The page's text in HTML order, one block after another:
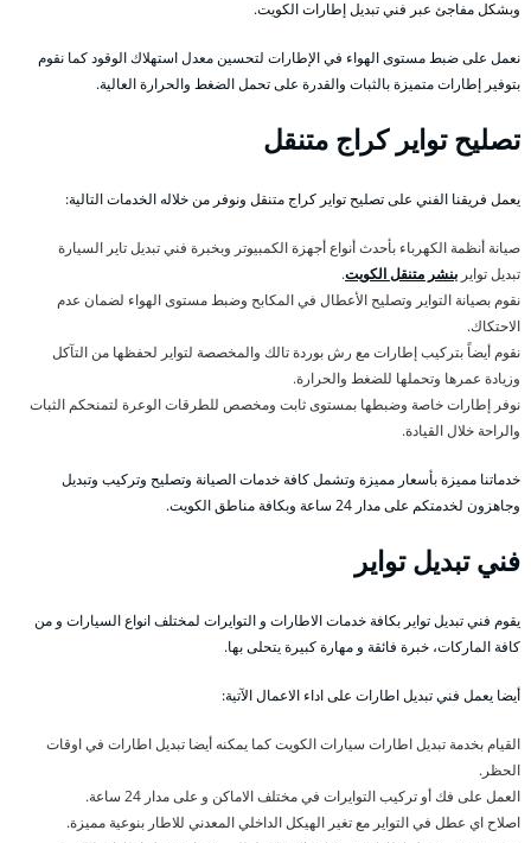
وبشكل مفاجئ عبر فني تبديل إطارات الكويت.
نعمل على ضبط مستوى الهواء في الإطارات لتحسين معدل استهلاك الوقود كما نقوم
بتوفير إطارات متميزة بالثبات والقدرة على تحمل الضغط والحرارة العالية.
تصليح تواير كراج متنقل
يعمل فريقنا الفني على تصليح تواير كراج متنقل ونوفر من خلاله الخدمات التالية:
صيانة أنظمة الكهرباء بأحدث أنواع أجهزة الكمبيوتر وبخبرة فني تبديل تاير السيارة
تبديل تواير بنشر متنقل الكويت.
نقوم بصيانة التواير وتصليح الأعطال في المكابح وضبط مستوى الهواء لضمان عدم
الاحتكاك.
نقوم أيضاً بتركيب إطارات مع رش بوردة تالك والمخصصة لتواير لحفظها من التآكل
وزيادة عمرها وتحملها للضغط والحرارة.
نوفر إطارات خاصة وضبطها بمستوى ثابت ومخصص للطرقات الوعرة لتمنحكم الثبات
والراحة خلال القيادة.
خدماتنا مميزة بأسعار مميزة وتشمل كافة خدمات الصيانة وتصليح وتركيب وتبديل
وجاهزون لخدمتكم على مدار 24 ساعة وبكافة مناطق الكويت.
فني تبديل تواير
يقوم فني تبديل تواير بكافة خدمات الاطارات و التوايرات لمختلف انواع السيارات و من
كافة الماركات، خبرة فائقة و مهارة كبيرة يتحلى بها.
أيضا يعمل فني تبديل اطارات على اداء الاعمال الآتية:
القيام بخدمة تبديل اطارات سيارات الكويت كما يمكنه أيضا تبديل اطارات في اوقات
الحظر.
العمل على فك أو تركيب التوايرات في مختلف الاماكن و على مدار 24 ساعة.
اصلاح اي عطل في التواير مع تغير الهيكل الداخلي المعدني للاطار بنوعية مميزة.